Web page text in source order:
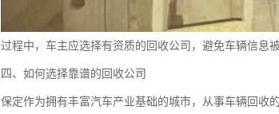
过程中，车主应选择有资质的回收公司，避免车辆信息
四、如何选择靠谱的回收公司
保定作为拥有丰富汽车产业基础的城市，从事车辆回收